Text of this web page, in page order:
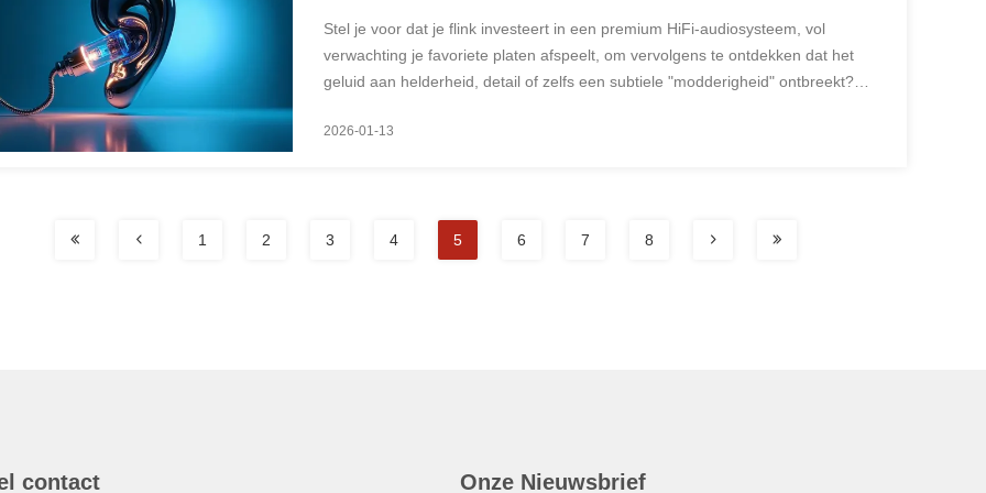
Stel je voor dat je flink investeert in een premium HiFi-audiosysteem, vol
verwachting je favoriete platen afspeelt, om vervolgens te ontdekken dat het
geluid aan helderheid, detail of zelfs een subtiele "modderigheid" ontbreekt?
2026-01-13
1 2 3 4 5 6 7 8
contact Onze Nieuwsbrief